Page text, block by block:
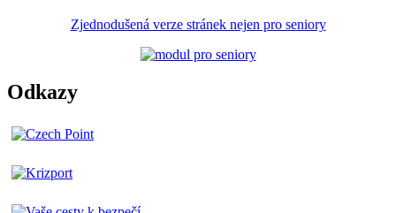
Zjednodušená verze stránek nejen pro seniory
Odkazy